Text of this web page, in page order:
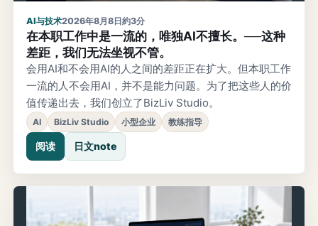
AI与技术2026年8月8日約3分
在本职工作中是一流的，唯独AI不擅长。──这种
差距，我们无法坐视不管。
会用AI和不会用AI的人之间的差距正在扩大。但本职工作
一流的人不会用AI，并不是能力问题。为了把这些人的价
值传递出去，我们创立了BizLiv Studio。
AI BizLiv Studio 小型企业 教练指导
阅读 日文note